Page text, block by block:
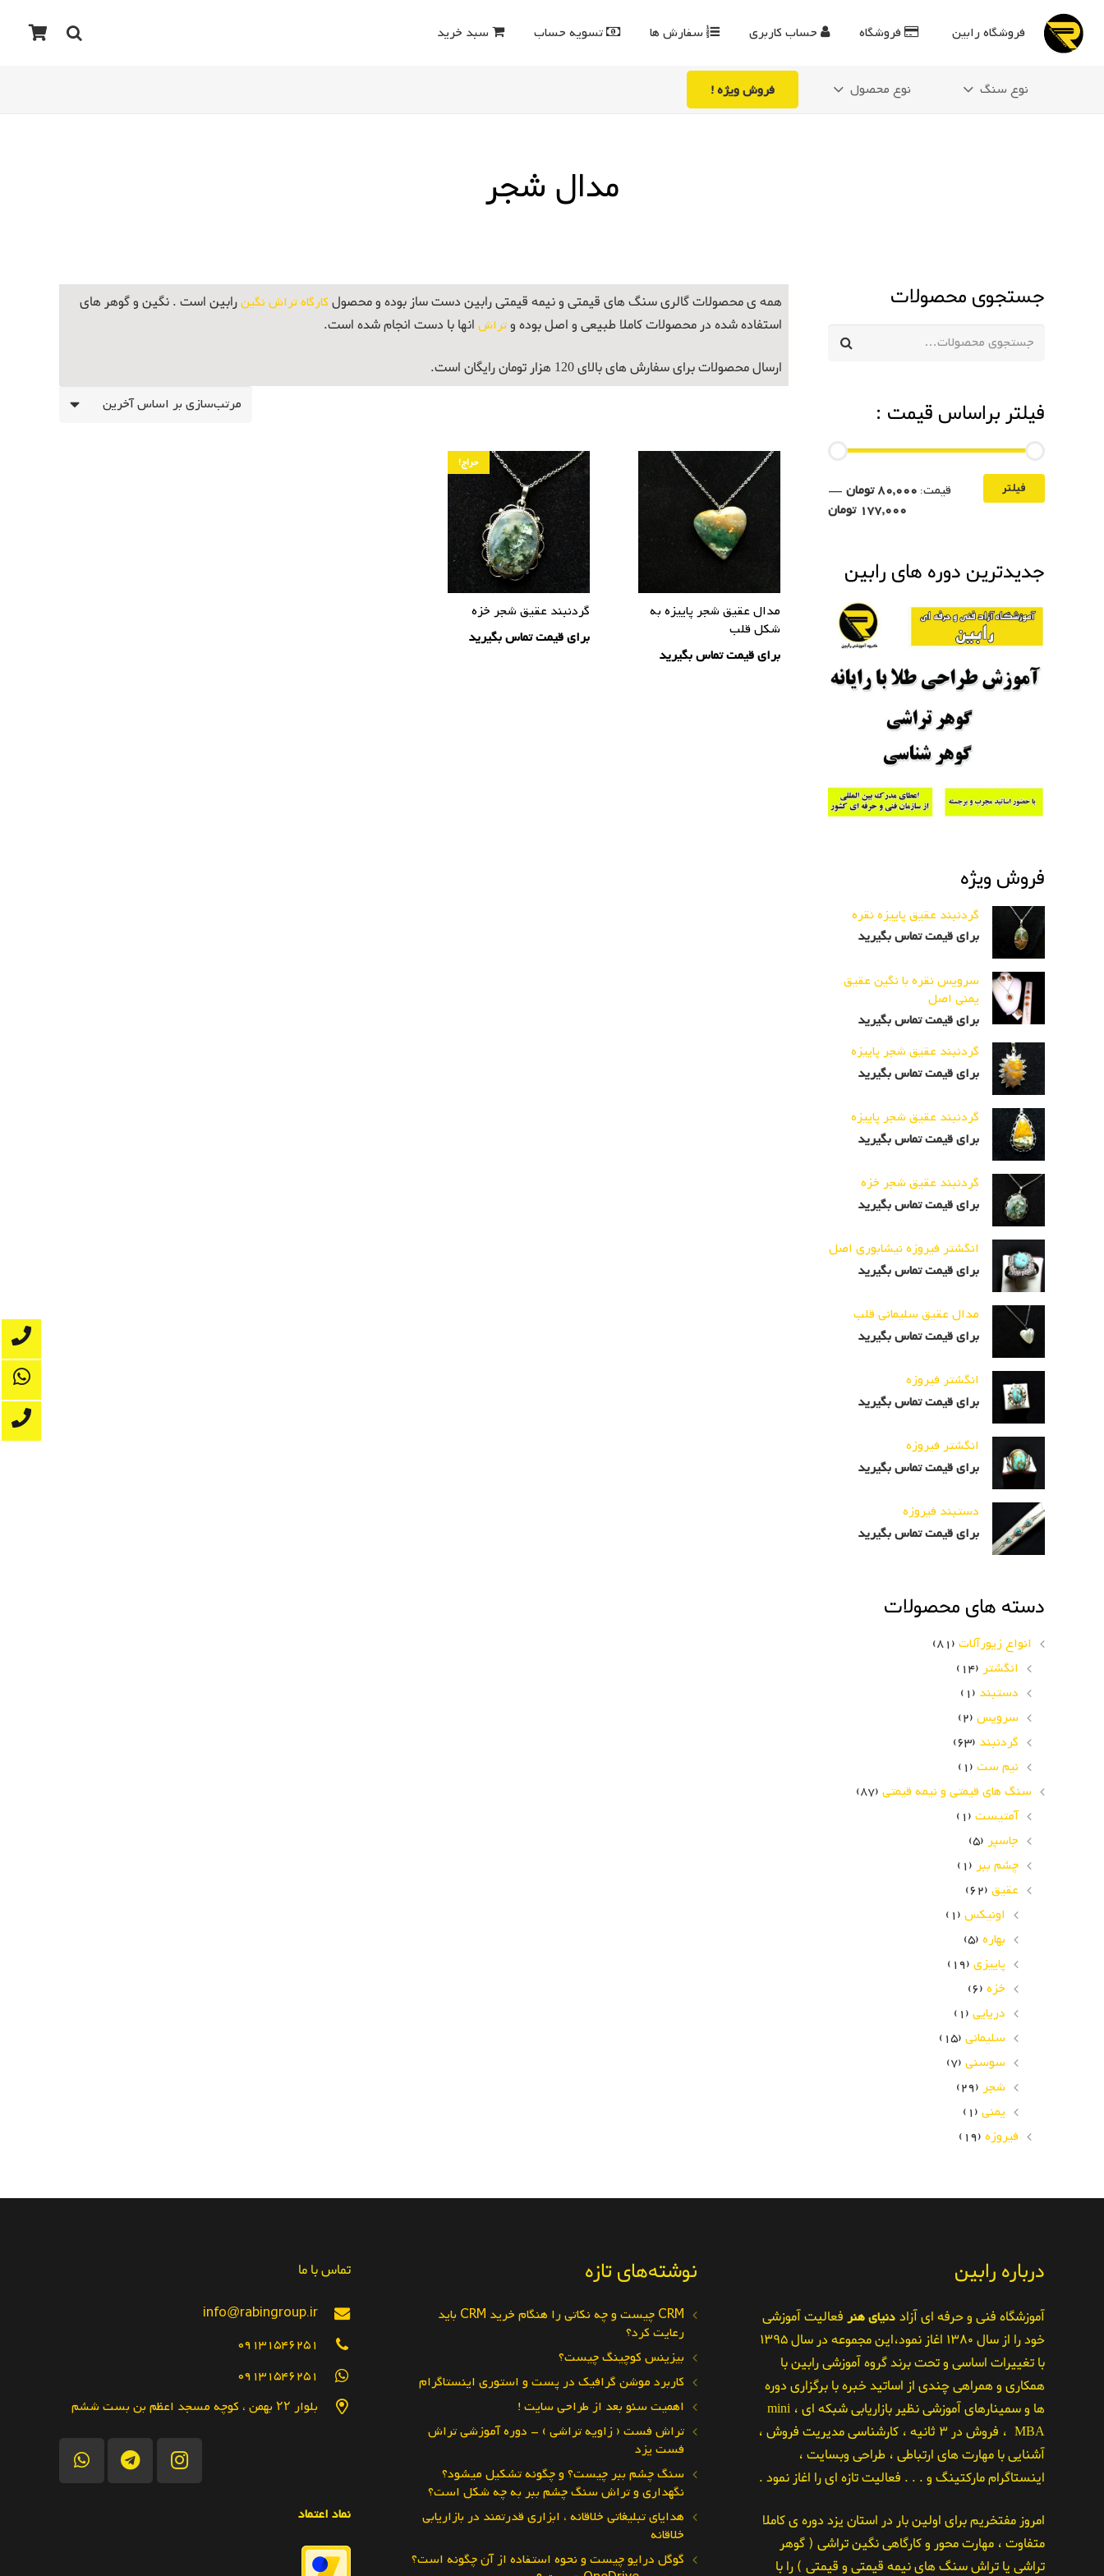
فروشگاه رابین فروشگاه حساب کاربری سفارش ها تسویه حساب سبد خرید
نوع سنگ نوع محصول فروش ویژه !
مدال شجر
جستجوی محصولات
جستجو
فیلتر براساس قیمت :
فیلتر قیمت: 80,000 تومان
—
177,000 تومان
جدیدترین دوره های رابین
فروش ویژه
گردنبند عقیق پاییزه نقره
برای قیمت تماس بگیرید
سرویس نقره با نگین عقیق
یمنی اصل
برای قیمت تماس بگیرید
گردنبند عقیق شجر پاییزه
برای قیمت تماس بگیرید
گردنبند عقیق شجر پاییزه
برای قیمت تماس بگیرید
گردنبند عقیق شجر خزه
برای قیمت تماس بگیرید
انگشتر فیروزه نیشابوری اصل
برای قیمت تماس بگیرید
مدال عقیق سلیمانی قلب
برای قیمت تماس بگیرید
انگشتر فیروزه
برای قیمت تماس بگیرید
انگشتر فیروزه
برای قیمت تماس بگیرید
دستبند فیروزه
برای قیمت تماس بگیرید
دسته های محصولات
انواع زیورآلات (81)
انگشتر (14)
دستبند (1)
سرویس (2)
گردنبند (63)
نیم ست (1)
سنگ های قیمتی و نیمه قیمتی (87)
آمتیست (1)
جاسپر (5)
چشم ببر (1)
عقیق (62)
اونیکس (1)
بهاره (5)
پاییزی (19)
خزه (6)
دریایی (1)
سلیمانی (15)
سوسنی (7)
شجر (29)
یمنی (1)
فیروزه (19)
همه ی محصولات گالری سنگ های قیمتی و نیمه قیمتی رابین دست ساز بوده و محصول کارگاه تراش نگینرابین است . نگین و گوهر های
استفاده شده در محصولات کاملا طبیعی و اصل بوده وتراش انها با دست انجام شده است.
ارسال محصولات برای سفارش های بالای 120 هزار تومان رایگان است.
مدال عقیق شجر پاییزه به
شکل قلب
برای قیمت تماس بگیرید
حراج!
گردنبند عقیق شجر خزه
برای قیمت تماس بگیرید
درباره رابین
آموزشگاه فنی و حرفه ای آزاد دنیای هنر فعالیت آموزشی
خود را از سال ۱۳۸۰ اغاز نمود،این مجموعه در سال ۱۳۹۵
با تغییرات اساسی و تحت برند گروه آموزشی رابین با
همکاری و همراهی چندی از اساتید خبره با برگزاری دوره
ها و سمینارهای آموزشی نظیر بازاریابی شبکه ای ، mini
MBA ، فروش در ۳ ثانیه ، کارشناسی مدیریت فروش ،
آشنایی با مهارت های ارتباطی ، طراحی وبسایت ،
اینستاگرام مارکتینگ و . . . فعالیت تازه ای را اغاز نمود .
امروز مفتخریم برای اولین بار در استان یزد دوره ی کاملا
متفاوت ، مهارت محور و کارگاهی نگین تراشی ( گوهر
تراشی یا تراش سنگ های نیمه قیمتی و قیمتی ) را با
نوشته‌های تازه
CRM چیست و چه نکاتی را هنگام خرید CRM باید
رعایت کرد؟
بیزینس کوچینگ چیست؟
کاربرد موشن گرافیک در پست و استوری اینستاگرام
اهمیت سئو بعد از طراحی سایت !
تراش فست ( زاویه تراشی ) – دوره آموزشی تراش
فست یزد
سنگ چشم ببر چیست؟ و چگونه تشکیل میشود؟
نگهداری و تراش سنگ چشم ببر به چه شکل است؟
هدایای تبلیغاتی خلاقانه ، ابزاری قدرتمند در بازاریابی
خلاقانه
گوگل درایو چیست و نحوه استفاده از آن چگونه است؟
تماس با ما
info@rabingroup.ir
09131546251
09131546251
بلوار ۲۲ بهمن ، کوچه مسجد اعظم بن بست ششم
نماد اعتماد